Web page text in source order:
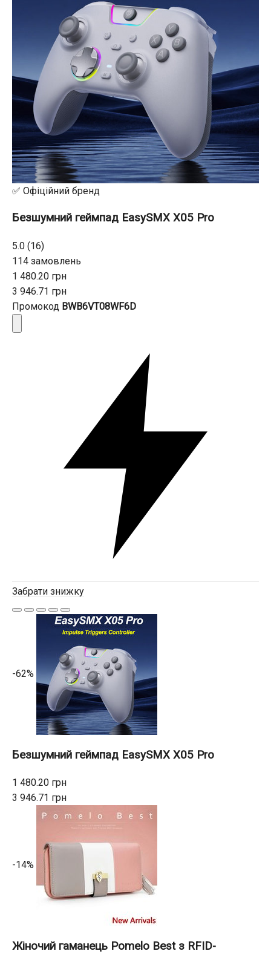
✅ Офіційний бренд
Безшумний геймпад EasySMX X05 Pro
5.0 (16)
114 замовлень
1 480.20 грн
3 946.71 грн
Промокод BWB6VT08WF6D
Забрати знижку
-62%
Безшумний геймпад EasySMX X05 Pro
1 480.20 грн
3 946.71 грн
-14%
Жіночий гаманець Pomelo Best з RFID-